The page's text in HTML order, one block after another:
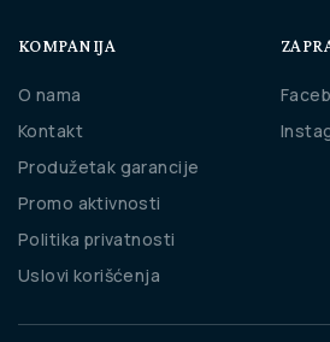
KOMPANIJA
O nama
Kontakt
Produžetak garancije
Promo aktivnosti
Politika privatnosti
Uslovi korišćenja